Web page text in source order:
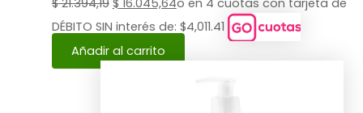
DÉBITO SIN interés de: $4,011.41
Añadir al carrito